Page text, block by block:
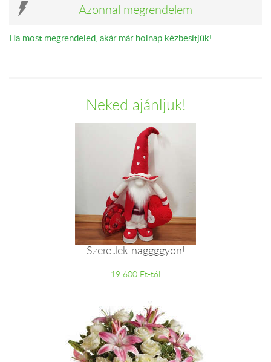
Azonnal megrendelem
Ha most megrendeled, akár már holnap kézbesítjük!
Neked ajánljuk!
Szeretlek naggggyon!
19 600 Ft-tól